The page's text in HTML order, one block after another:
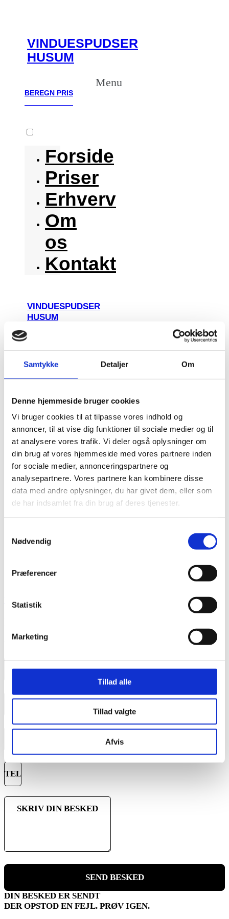
Samtykke Detaljer Om
Denne hjemmeside bruger cookies
Vi bruger cookies til at tilpasse vores indhold og
annoncer, til at vise dig funktioner til sociale medier og til
at analysere vores trafik. Vi deler også oplysninger om
din brug af vores hjemmeside med vores partnere inden
for sociale medier, annonceringspartnere og
analysepartnere. Vores partnere kan kombinere disse
data med andre oplysninger, du har givet dem, eller som
de har indsamlet fra din brug af deres tjenester.
Nødvendig
Præferencer
Statistik
Marketing
Tillad alle
Tillad valgte
Afvis
VINDUESPUDSER
HUSUM
Menu
BEREGN PRIS
Forside
Priser
Erhverv
Om
os
Kontakt
VINDUESPUDSER
HUSUM
BEREGN PRIS
Forside
Priser
Erhverv
Om
os
Kontakt
VINDUESPUDSER
BEREGN PRIS
Vinduespudser Husum
Udfyld formularen
SEND BESKED
DIN BESKED ER SENDT
DER OPSTOD EN FEJL. PRØV IGEN.